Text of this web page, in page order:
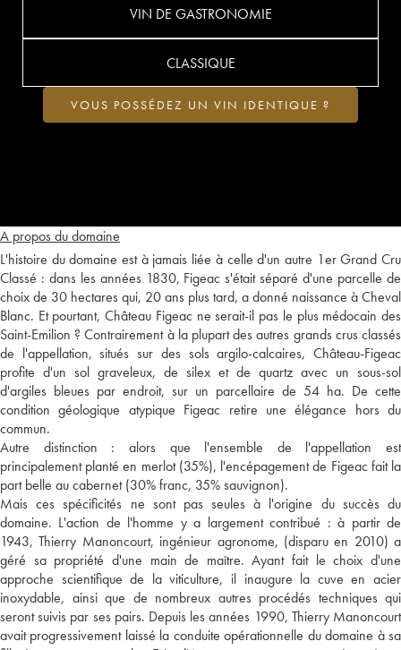
A propos du domaine
L'histoire du domaine est à jamais liée à celle d'un autre 1er Grand Cru
Classé : dans les années 1830, Figeac s'était séparé d'une parcelle de
choix de 30 hectares qui, 20 ans plus tard, a donné naissance à Cheval
Blanc. Et pourtant, Château Figeac ne serait-il pas le plus médocain des
Saint-Emilion ? Contrairement à la plupart des autres grands crus classés
de l'appellation, situés sur des sols argilo-calcaires, Château-Figeac
profite d'un sol graveleux, de silex et de quartz avec un sous-sol
d'argiles bleues par endroit, sur un parcellaire de 54 ha. De cette
condition géologique atypique Figeac retire une élégance hors du
commun.
Autre distinction : alors que l'ensemble de l'appellation est
principalement planté en merlot (35%), l'encépagement de Figeac fait la
part belle au cabernet (30% franc, 35% sauvignon).
Mais ces spécificités ne sont pas seules à l'origine du succès du
domaine. L'action de l'homme y a largement contribué : à partir de
1943, Thierry Manoncourt, ingénieur agronome, (disparu en 2010) a
géré sa propriété d'une main de maître. Ayant fait le choix d'une
approche scientifique de la viticulture, il inaugure la cuve en acier
inoxydable, ainsi que de nombreux autres procédés techniques qui
seront suivis par ses pairs. Depuis les années 1990, Thierry Manoncourt
avait progressivement laissé la conduite opérationnelle du domaine à sa
VIN DE GASTRONOMIE
CLASSIQUE
VOUS POSSÉDEZ UN VIN IDENTIQUE ?